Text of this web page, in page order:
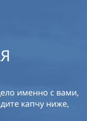
именно с вами,
капчу ниже,